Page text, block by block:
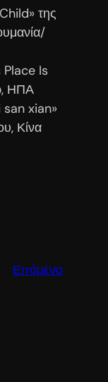
της
Place Is
ΗΠΑ
xian»
Κίνα
Επόμενο